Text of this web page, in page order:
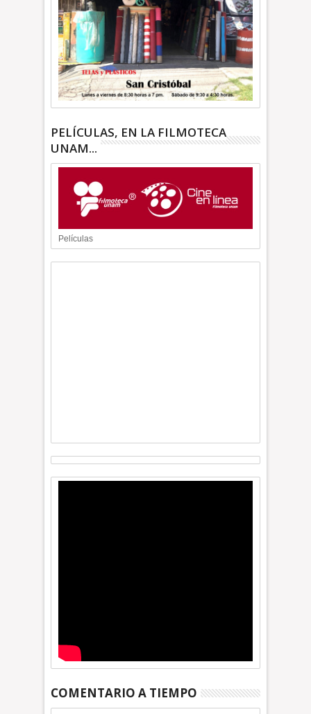
PELÍCULAS, EN LA FILMOTECA
UNAM...
Películas
COMENTARIO A TIEMPO